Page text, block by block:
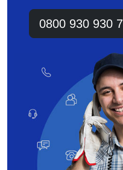
0800 930 930 7